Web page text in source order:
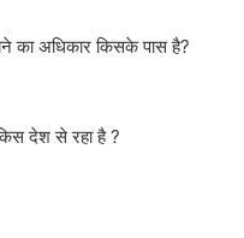
का अधिकार किसके पास है?
देश से रहा है ?